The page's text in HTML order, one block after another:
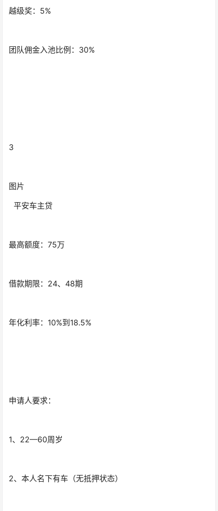
越级奖：5%
团队佣金入池比例：30%
3
图片
平安车主贷
最高额度：75万
借款期限：24、48期
年化利率：10%到18.5%
申请人要求：
1、22—60周岁
2、本人名下有车（无抵押状态）